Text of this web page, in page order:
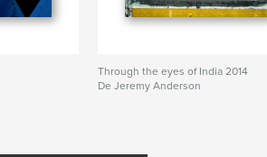
Through the eyes of India 2014
De Jeremy Anderson